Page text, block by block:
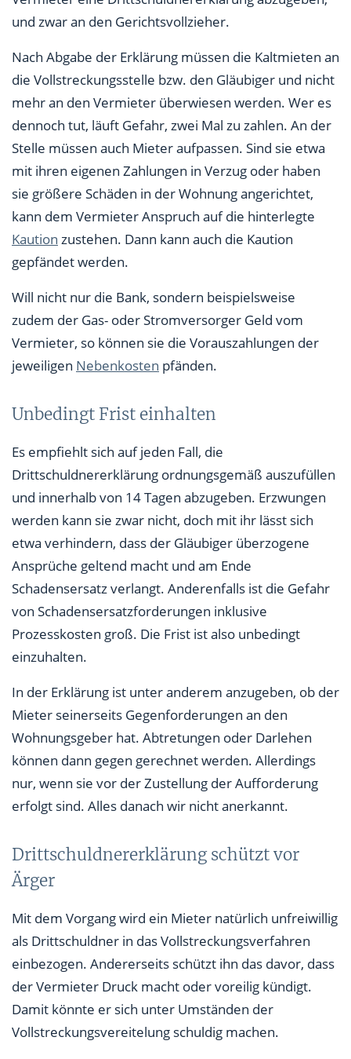
und zwar an den Gerichtsvollzieher.
Nach Abgabe der Erklärung müssen die Kaltmieten an
die Vollstreckungsstelle bzw. den Gläubiger und nicht
mehr an den Vermieter überwiesen werden. Wer es
dennoch tut, läuft Gefahr, zwei Mal zu zahlen. An der
Stelle müssen auch Mieter aufpassen. Sind sie etwa
mit ihren eigenen Zahlungen in Verzug oder haben
sie größere Schäden in der Wohnung angerichtet,
kann dem Vermieter Anspruch auf die hinterlegte
Kaution zustehen. Dann kann auch die Kaution
gepfändet werden.
Will nicht nur die Bank, sondern beispielsweise
zudem der Gas- oder Stromversorger Geld vom
Vermieter, so können sie die Vorauszahlungen der
jeweiligen Nebenkosten pfänden.
Unbedingt Frist einhalten
Es empfiehlt sich auf jeden Fall, die
Drittschuldnererklärung ordnungsgemäß auszufüllen
und innerhalb von 14 Tagen abzugeben. Erzwungen
werden kann sie zwar nicht, doch mit ihr lässt sich
etwa verhindern, dass der Gläubiger überzogene
Ansprüche geltend macht und am Ende
Schadensersatz verlangt. Anderenfalls ist die Gefahr
von Schadensersatzforderungen inklusive
Prozesskosten groß. Die Frist ist also unbedingt
einzuhalten.
In der Erklärung ist unter anderem anzugeben, ob der
Mieter seinerseits Gegenforderungen an den
Wohnungsgeber hat. Abtretungen oder Darlehen
können dann gegen gerechnet werden. Allerdings
nur, wenn sie vor der Zustellung der Aufforderung
erfolgt sind. Alles danach wir nicht anerkannt.
Drittschuldnererklärung schützt vor
Ärger
Mit dem Vorgang wird ein Mieter natürlich unfreiwillig
als Drittschuldner in das Vollstreckungsverfahren
einbezogen. Andererseits schützt ihn das davor, dass
der Vermieter Druck macht oder voreilig kündigt.
Damit könnte er sich unter Umständen der
Vollstreckungsvereitelung schuldig machen.